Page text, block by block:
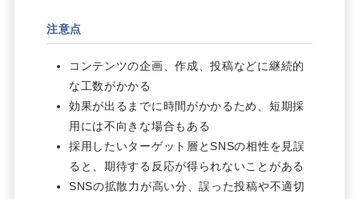
注意点
コンテンツの企画、作成、投稿などに継続的
な工数がかかる
効果が出るまでに時間がかかるため、短期採
用には不向きな場合もある
採用したいターゲット層とSNSの相性を見誤
ると、期待する反応が得られないことがある
SNSの拡散力が高い分、誤った投稿や不適切